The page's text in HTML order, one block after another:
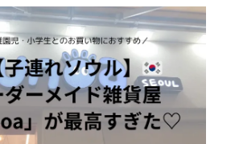
に！
E-
Arrival
Card（入
国
カ
連
れ
ソ
ウ
ル】
幼